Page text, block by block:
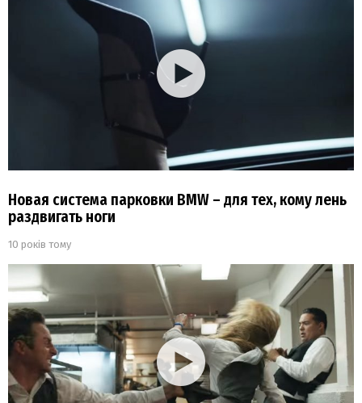
Новая система парковки BMW – для тех, кому лень
раздвигать ноги
10 років тому